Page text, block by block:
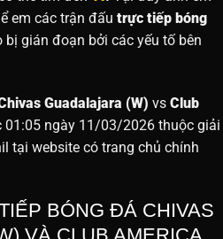
em các trận đấu trực tiếp bóng
bị gián đoạn bởi các yếu tố bên
Guadalajara (W) vs Club
01:05 ngày 11/03/2026 thuộc giải
tại website có trang chủ chính
BÓNG ĐÁ CHIVAS